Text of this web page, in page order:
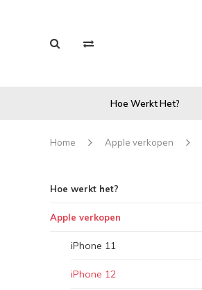
Hoe Werkt Het?
Home Apple verkopen
Hoe werkt het?
Apple verkopen
iPhone 11
iPhone 12